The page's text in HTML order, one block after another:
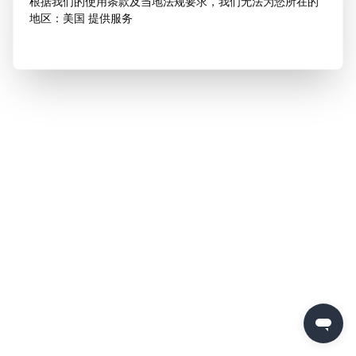
地区：美国 提供服务